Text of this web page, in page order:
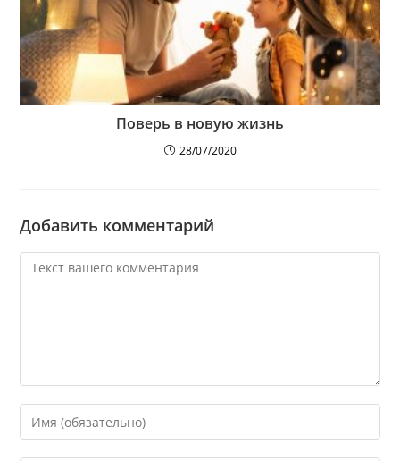
Поверь в новую жизнь
28/07/2020
Добавить комментарий